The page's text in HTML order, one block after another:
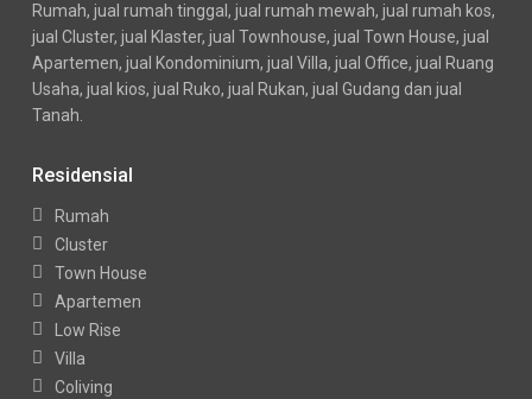
Rumah, jual rumah tinggal, jual rumah mewah, jual rumah kos,
jual Cluster, jual Klaster, jual Townhouse, jual Town House, jual
Apartemen, jual Kondominium, jual Villa, jual Office, jual Ruang
Usaha, jual kios, jual Ruko, jual Rukan, jual Gudang dan jual
Tanah.
Residensial
Rumah
Cluster
Town House
Apartemen
Low Rise
Villa
Coliving